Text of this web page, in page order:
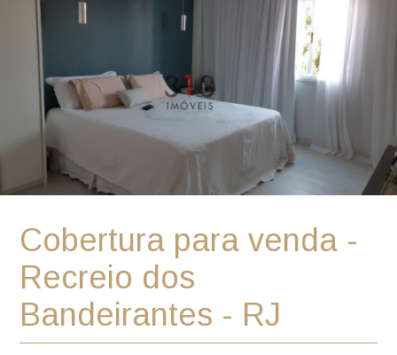
Cobertura para venda -
Recreio dos
Bandeirantes - RJ